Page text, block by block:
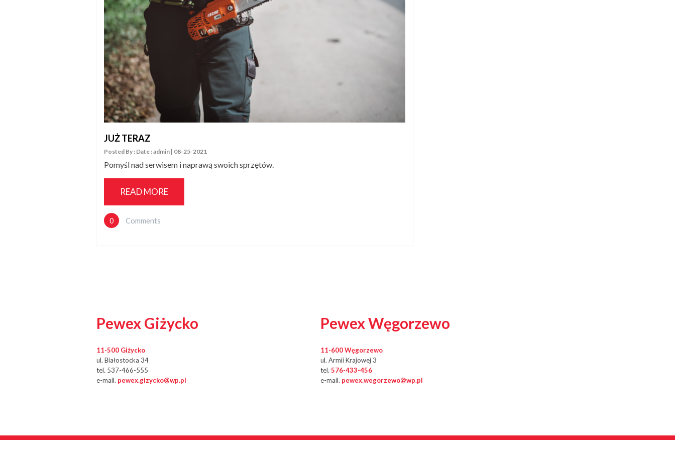
JUŻ TERAZ
Posted By : Date : admin | 08-25-2021
Pomyśl nad serwisem i naprawą swoich sprzętów.
READ MORE
0 Comments
Pewex Giżycko
11-500 Giżycko
ul. Białostocka 34
tel. 537-466-555
e-mail. pewex.gizycko@wp.pl
Pewex Węgorzewo
11-600 Węgorzewo
ul. Armii Krajowej 3
tel. 576-433-456
e-mail. pewex.wegorzewo@wp.pl